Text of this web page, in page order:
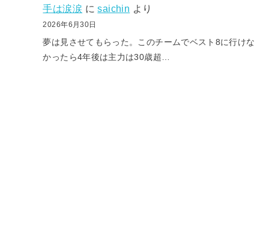
手は涙涙 にsaichin より
2026年6月30日
夢は見させてもらった。このチームでベスト8に行けな
かったら4年後は主力は30歳超…